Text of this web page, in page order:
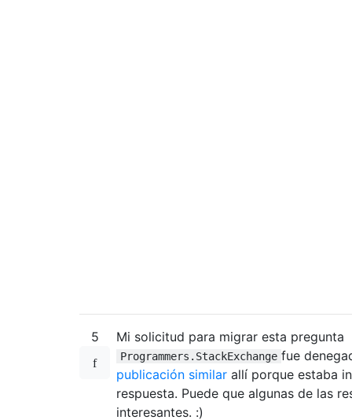
5 Mi solicitud para migrar esta pregunta
Programmers.StackExchange fue
publicación similar allí porque estaba
respuesta. Puede que algunas de las
interesantes. :)